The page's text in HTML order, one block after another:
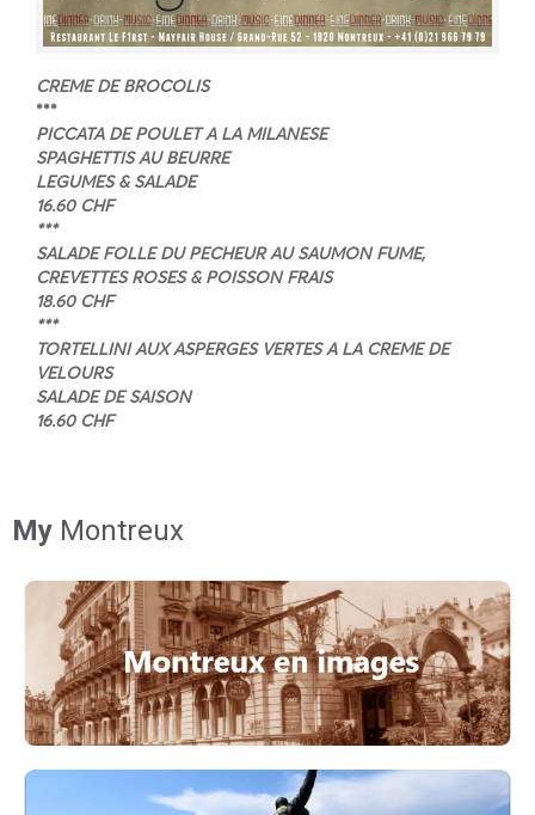
CREME DE BROCOLIS
***
PICCATA DE POULET A LA MILANESE
SPAGHETTIS AU BEURRE
LEGUMES & SALADE
16.60 CHF
***
SALADE FOLLE DU PECHEUR AU SAUMON FUME,
CREVETTES ROSES & POISSON FRAIS
18.60 CHF
***
TORTELLINI AUX ASPERGES VERTES A LA CREME DE
VELOURS
SALADE DE SAISON
16.60 CHF
My Montreux